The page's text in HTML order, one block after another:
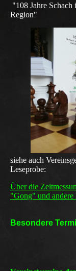
"108 Jahre Schach
Region"
siehe auch
Leseprobe:
Über die
"Gong" und andere
Besondere